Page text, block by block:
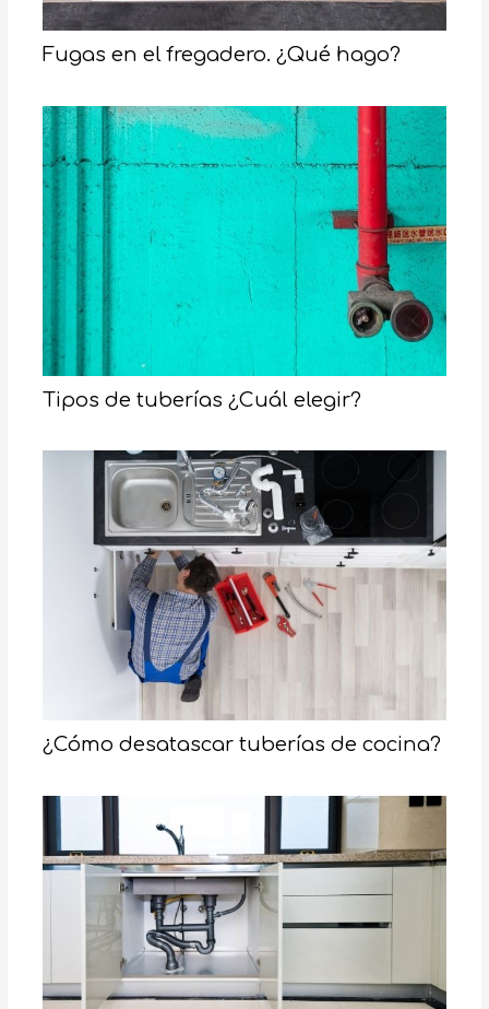
Fugas en el fregadero. ¿Qué hago?
Tipos de tuberías ¿Cuál elegir?
¿Cómo desatascar tuberías de cocina?